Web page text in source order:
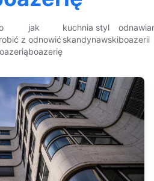
z
jak
odnowić
boazerię
kuchnia styl
skandynawskiboazerii